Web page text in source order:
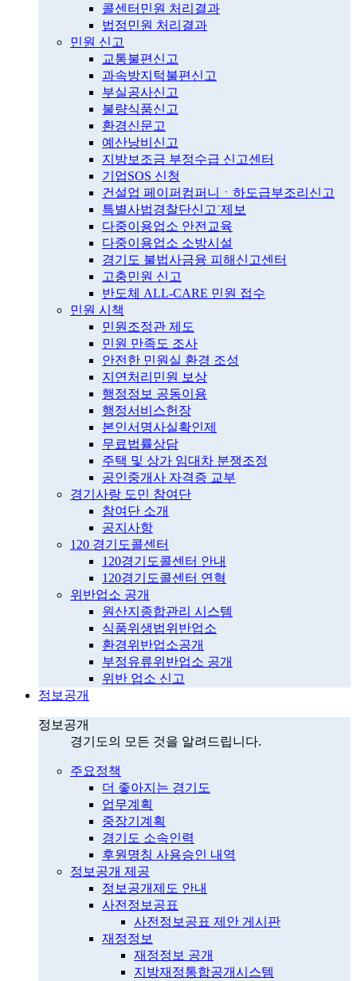
콜센터민원 처리결과
법정민원 처리결과
민원 신고
교통불편신고
과속방지턱불편신고
부실공사신고
불량식품신고
환경신문고
예산낭비신고
지방보조금 부정수급 신고센터
기업SOS 신청
건설업 페이퍼컴퍼니ㆍ하도급부조리신고
특별사법경찰단신고˙제보
다중이용업소 안전교육
다중이용업소 소방시설
경기도 불법사금융 피해신고센터
고충민원 신고
반도체 ALL-CARE 민원 접수
민원 시책
민원조정관 제도
민원 만족도 조사
안전한 민원실 환경 조성
지연처리민원 보상
행정정보 공동이용
행정서비스헌장
본인서명사실확인제
무료법률상담
주택 및 상가 임대차 분쟁조정
공인중개사 자격증 교부
경기사랑 도민 참여단
참여단 소개
공지사항
120 경기도콜센터
120경기도콜센터 안내
120경기도콜센터 연혁
위반업소 공개
원산지종합관리 시스템
식품위생법위반업소
환경위반업소공개
부정유류위반업소 공개
위반 업소 신고
정보공개
정보공개
경기도의 모든 것을 알려드립니다.
주요정책
더 좋아지는 경기도
업무계획
중장기계획
경기도 소속인력
후원명칭 사용승인 내역
정보공개 제공
정보공개제도 안내
사전정보공표
사전정보공표 제안 게시판
재정정보
재정정보 공개
지방재정통합공개시스템